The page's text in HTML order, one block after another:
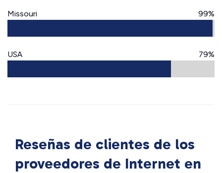
Missouri 99%
USA 79%
Reseñas de clientes de los
proveedores de Internet en